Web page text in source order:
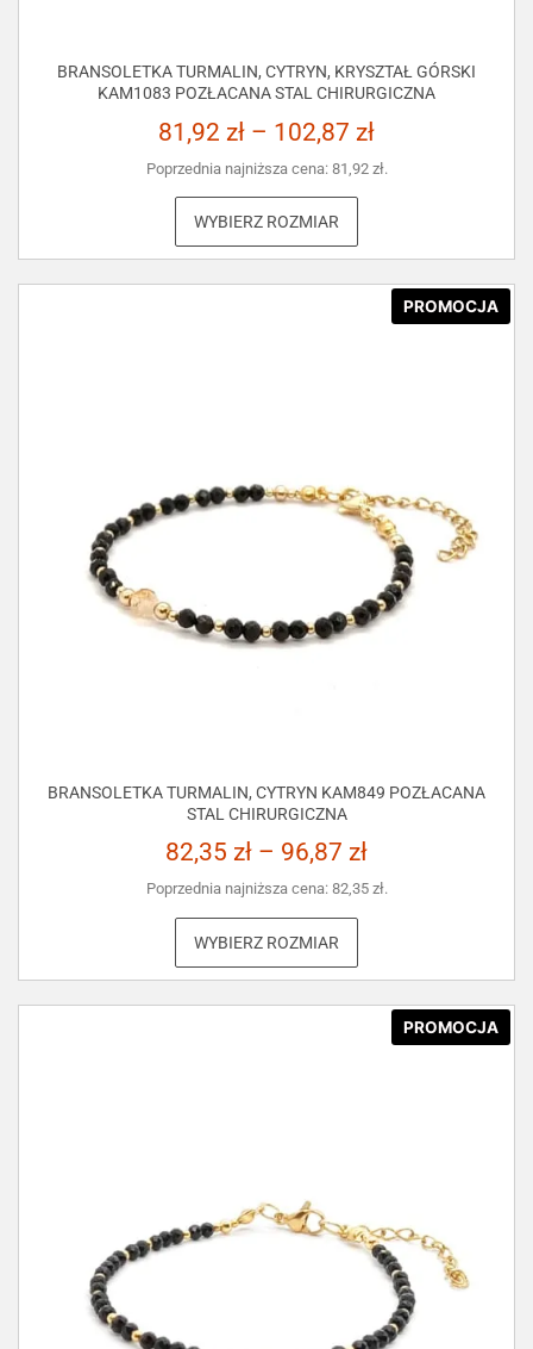
BRANSOLETKA TURMALIN, CYTRYN, KRYSZTAŁ GÓRSKI
KAM1083 POZŁACANA STAL CHIRURGICZNA
81,92 zł – 102,87 zł
Poprzednia najniższa cena: 81,92 zł.
WYBIERZ ROZMIAR
PROMOCJA
BRANSOLETKA TURMALIN, CYTRYN KAM849 POZŁACANA
STAL CHIRURGICZNA
82,35 zł – 96,87 zł
Poprzednia najniższa cena: 82,35 zł.
WYBIERZ ROZMIAR
PROMOCJA